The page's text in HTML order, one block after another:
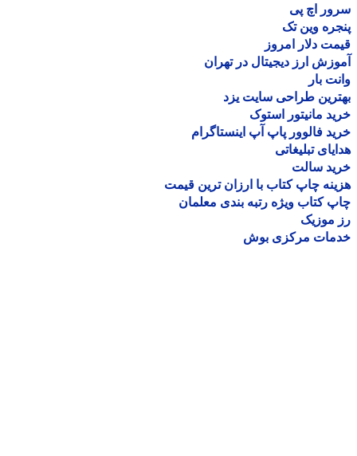
اچ پی
وین تک
دلار امروز
ارز دیجیتال در تهران
بار
طراحی سایت یزد
مانیتور استوک
فالوور پاپ آپ اینستاگرام
تبلیغاتی
سالت
چاپ کتاب با ارزان ترین قیمت
کتاب ویژه رتبه بندی معلمان
موزیک
مرکزی بوش